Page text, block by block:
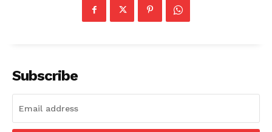
Subscribe